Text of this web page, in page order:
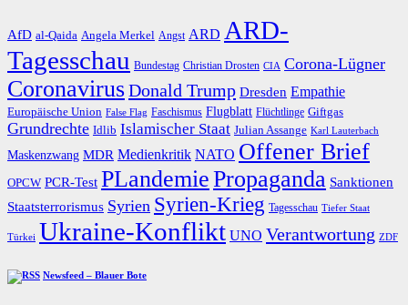
AfD al-Qaida Angela Merkel Angst ARD ARD-
Tagesschau Bundestag Christian Drosten CIA Corona-Lügner
CoronavirusDonald Trump Dresden Empathie
Europäische Union False Flag Faschismus Flugblatt Flüchtlinge Giftgas
Grundrechte Idlib Islamischer Staat Julian Assange Karl Lauterbach
Maskenzwang MDR Medienkritik NATO Offener Brief
OPCW PCR-Test PLandemiePropaganda Sanktionen
Staatsterrorismus Syrien Syrien-Krieg Tagesschau Tiefer Staat
Türkei Ukraine-Konflikt UNO Verantwortung ZDF
Newsfeed – Blauer Bote